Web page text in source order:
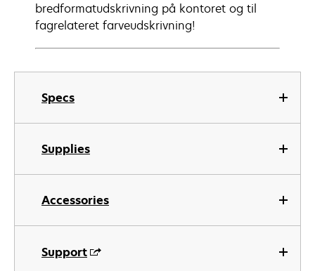
Specs
Supplies
Accessories
Support
bredformatudskrivning på kontoret og til
fagrelateret farveudskrivning!